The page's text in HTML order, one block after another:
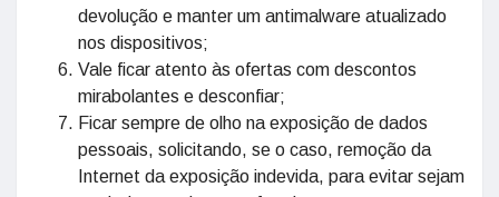
devolução e manter um antimalware atualizado
nos dispositivos;
Vale ficar atento às ofertas com descontos
mirabolantes e desconfiar;
Ficar sempre de olho na exposição de dados
pessoais, solicitando, se o caso, remoção da
Internet da exposição indevida, para evitar sejam